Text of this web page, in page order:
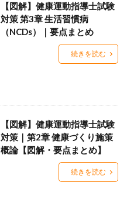
【図解】健康運動指導士試験
対策 第3章 生活習慣病
（NCDs）｜要点まとめ
続きを読む
【図解】健康運動指導士試験
対策｜第2章 健康づくり施策
概論【図解・要点まとめ】
続きを読む